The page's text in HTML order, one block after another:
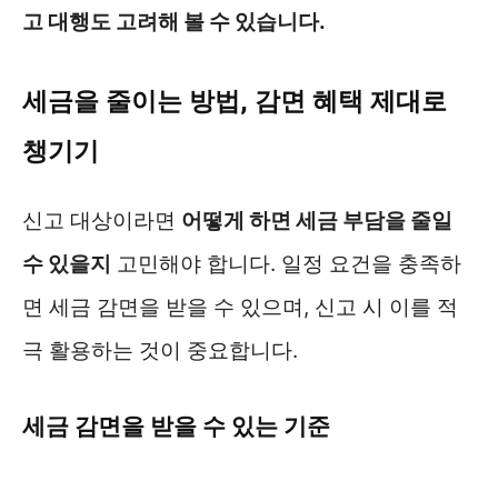
고 대행도 고려해 볼 수 있습니다.
세금을 줄이는 방법, 감면 혜택 제대로
챙기기
신고 대상이라면 어떻게 하면 세금 부담을 줄일
수 있을지 고민해야 합니다. 일정 요건을 충족하
면 세금 감면을 받을 수 있으며, 신고 시 이를 적
극 활용하는 것이 중요합니다.
세금 감면을 받을 수 있는 기준